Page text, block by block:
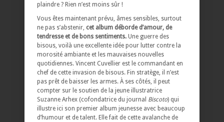
plaindre ? Rien n’est moins sûr !
Vous êtes maintenant prévu, âmes sensibles, surtout
ne pas s’abstenir, cet album déborde d’amour, de
tendresse et de bons sentiments. Une guerre des
bisous, voilà une excellente idée pour lutter contre la
morosité ambiante et les mauvaises nouvelles
quotidiennes. Vincent Cuvellier est le commandant en
chef de cette invasion de bisous. Fin stratège, il n’est
pas prêt de baisser les armes. À ses côtés, il peut
compter sur le soutien de la jeune illustratrice
Suzanne Arhex (cofondatrice du journal Biscoto) qui
illustre ici son premier album jeunesse avec beaucoup
d’humour et de talent. Elle fait de cette avalanche de